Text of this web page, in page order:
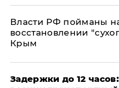
Власти РФ пойманы
восстановлении
Крым
Задержки до 12